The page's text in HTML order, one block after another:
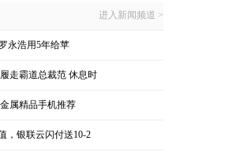
进入新闻频道 >
永浩用5年给苹
走霸道总裁范 休息时
属精品手机推荐
，银联云闪付送10-2